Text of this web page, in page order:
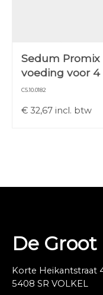
Sedum
voeding voor
C5.10.0182
€ 32,67 incl. btw
De
Korte Heikantstraat
5408 SR VOLKEL